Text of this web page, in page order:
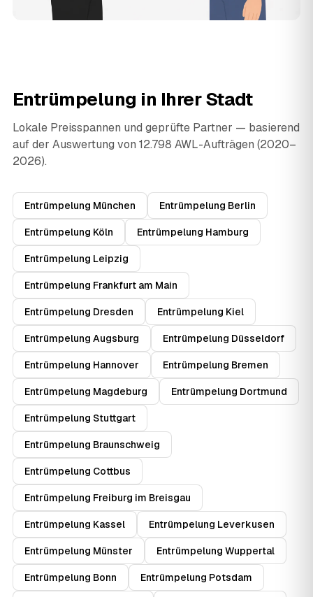
Entrümpelung in Ihrer Stadt
Lokale Preisspannen und geprüfte Partner — basierend
auf der Auswertung von 12.798 AWL-Aufträgen (2020–
2026).
Entrümpelung München Entrümpelung Berlin
Entrümpelung Köln Entrümpelung Hamburg
Entrümpelung Leipzig
Entrümpelung Frankfurt am Main
Entrümpelung Dresden Entrümpelung Kiel
Entrümpelung Augsburg Entrümpelung Düsseldorf
Entrümpelung Hannover Entrümpelung Bremen
Entrümpelung Magdeburg Entrümpelung Dortmund
Entrümpelung Stuttgart
Entrümpelung Braunschweig
Entrümpelung Cottbus
Entrümpelung Freiburg im Breisgau
Entrümpelung Kassel Entrümpelung Leverkusen
Entrümpelung Münster Entrümpelung Wuppertal
Entrümpelung Bonn Entrümpelung Potsdam